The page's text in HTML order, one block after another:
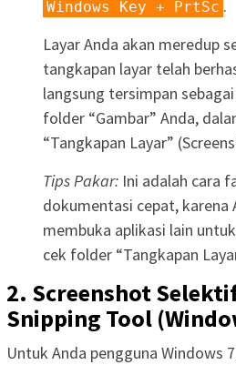
Windows Key + PrtSc .
Layar Anda akan meredup
tangkapan layar telah
langsung tersimpan
folder “Gambar” Anda,
“Tangkapan Layar”
Tips Pakar: Ini adalah cara
dokumentasi cepat, karena
membuka aplikasi lain
cek folder “Tangkapan
2. Screenshot
Snipping Tool
Untuk Anda pengguna Windows